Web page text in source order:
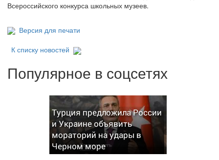
Всероссийского конкурса школьных музеев.
Версия для печати
К списку новостей
Популярное в соцсетях
Турция предложила России
и Украине объявить
мораторий на удары в
Черном море